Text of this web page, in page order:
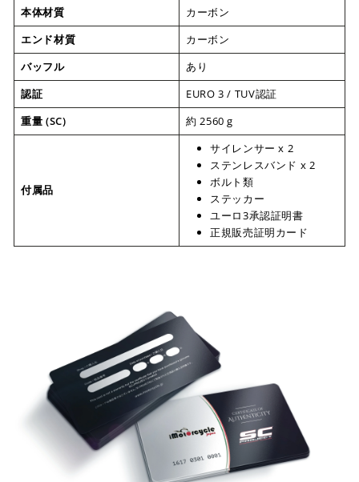
本体材質
カーボン
エンド材質
カーボン
バッフル
あり
認証
EURO 3 / TUV認証
重量 (SC)
約 2560 g
付属品
サイレンサー x 2
ステンレスバンド x 2
ボルト類
ステッカー
ユーロ3承認証明書
正規販売証明カード